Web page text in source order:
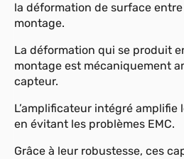
la déformation de surface
montage.
La déformation qui se produit
montage est mécaniquement
capteur.
L’amplificateur intégré amplifie
en évitant les problèmes EMC.
Grâce à leur robustesse, ces